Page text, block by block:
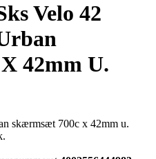
Velo 42
42mm U.
skærmsæt 700c x 42mm u.